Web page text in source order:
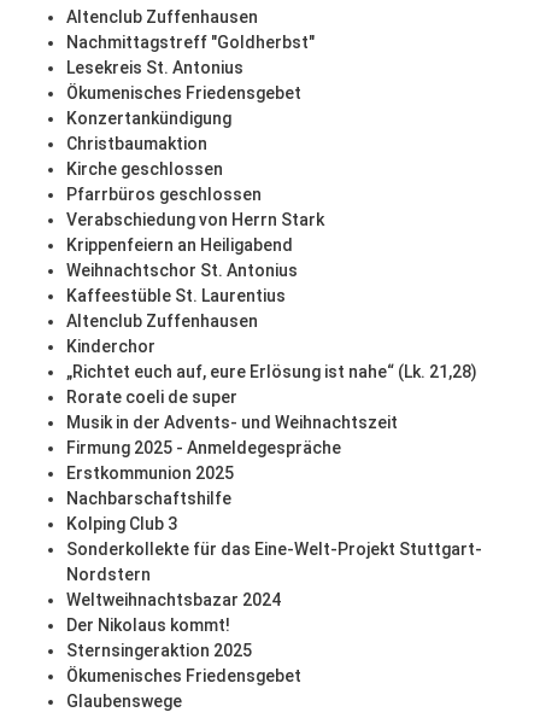
Altenclub Zuffenhausen
Nachmittagstreff "Goldherbst"
Lesekreis St. Antonius
Ökumenisches Friedensgebet
Konzertankündigung
Christbaumaktion
Kirche geschlossen
Pfarrbüros geschlossen
Verabschiedung von Herrn Stark
Krippenfeiern an Heiligabend
Weihnachtschor St. Antonius
Kaffeestüble St. Laurentius
Altenclub Zuffenhausen
Kinderchor
„Richtet euch auf, eure Erlösung ist nahe“ (Lk. 21,28)
Rorate coeli de super
Musik in der Advents- und Weihnachtszeit
Firmung 2025 - Anmeldegespräche
Erstkommunion 2025
Nachbarschaftshilfe
Kolping Club 3
Sonderkollekte für das Eine-Welt-Projekt Stuttgart-
Nordstern
Weltweihnachtsbazar 2024
Der Nikolaus kommt!
Sternsingeraktion 2025
Ökumenisches Friedensgebet
Glaubenswege